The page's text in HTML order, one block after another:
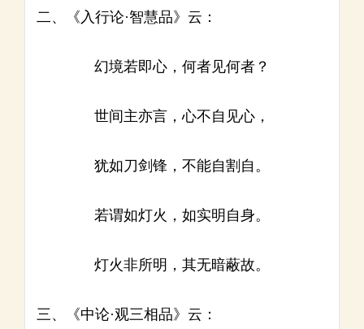
二、《入行论·智慧品》云：
幻境若即心，何者见何者？
世间主亦言，心不自见心，
犹如刀剑锋，不能自割自。
若谓如灯火，如实明自身。
灯火非所明，其无暗蔽故。
三、《中论·观三相品》云：